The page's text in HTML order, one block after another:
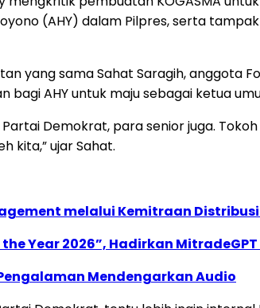
(AHY) dalam Pilpres, serta
yang sama Sahat Saragih, anggota
bagi AHY untuk maju sebagai ketua
Partai Demokrat, para senior juga.
kita,” ujar Sahat.
melalui Kemitraan
Year 2026”, Hadirkan
Mendengarkan Audio